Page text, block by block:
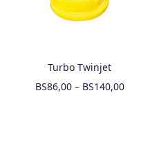
Turbo Twinjet
BS86,00– BS140,00